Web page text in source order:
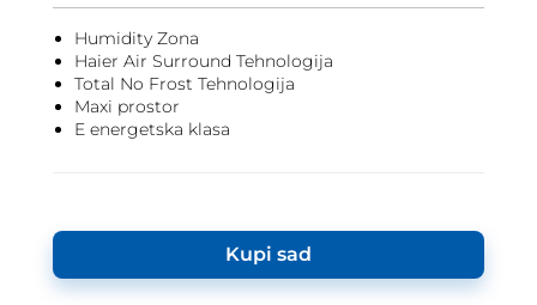
Humidity Zona
Haier Air Surround Tehnologija
Total No Frost Tehnologija
Maxi prostor
E energetska klasa
Kupi sad